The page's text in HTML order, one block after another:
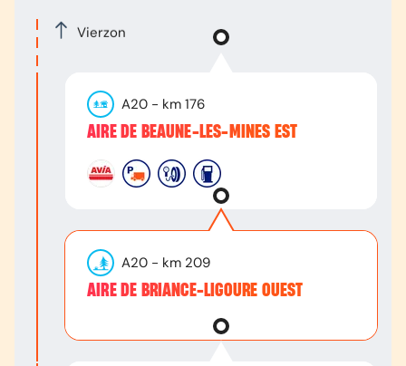
Vierzon
A20 - km 176
AIRE DE BEAUNE-LES-MINES EST
A20 - km 209
AIRE DE BRIANCE-LIGOURE OUEST